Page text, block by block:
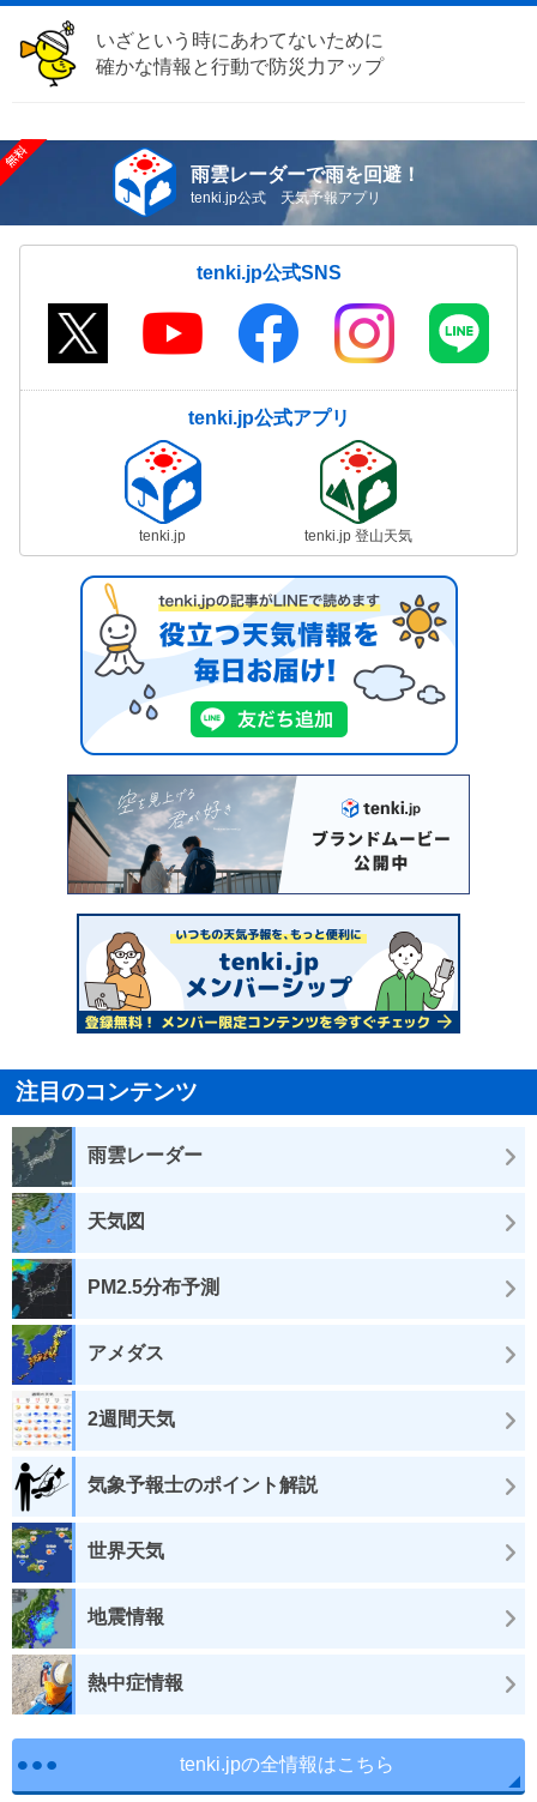
いざという時にあわてないために
確かな情報と行動で防災力アップ
雨雲レーダーで雨を回避！
tenki.jp公式 天気予報アプリ
tenki.jp公式SNS
tenki.jp公式アプリ
tenki.jp tenki.jp 登山天気
注目のコンテンツ
雨雲レーダー
天気図
PM2.5分布予測
アメダス
2週間天気
気象予報士のポイント解説
世界天気
地震情報
熱中症情報
tenki.jpの全情報はこちら